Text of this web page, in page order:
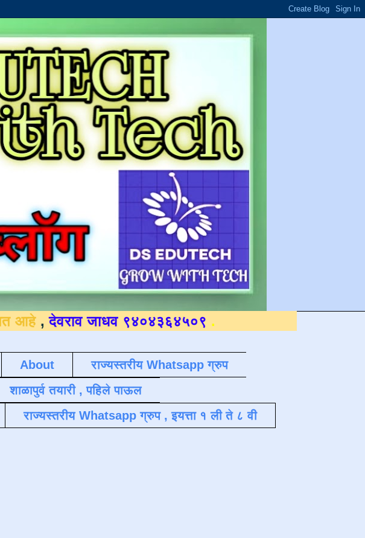
जाधव ९४०४३६४५०९ .
About
राज्यस्तरीय Whatsapp ग्रुप
शाळापुर्व तयारी , पहिले पाऊल
राज्यस्तरीय Whatsapp ग्रुप , इयत्ता १ ली ते ८ वी